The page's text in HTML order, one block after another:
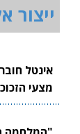
ייצור
אינטל
מצעי